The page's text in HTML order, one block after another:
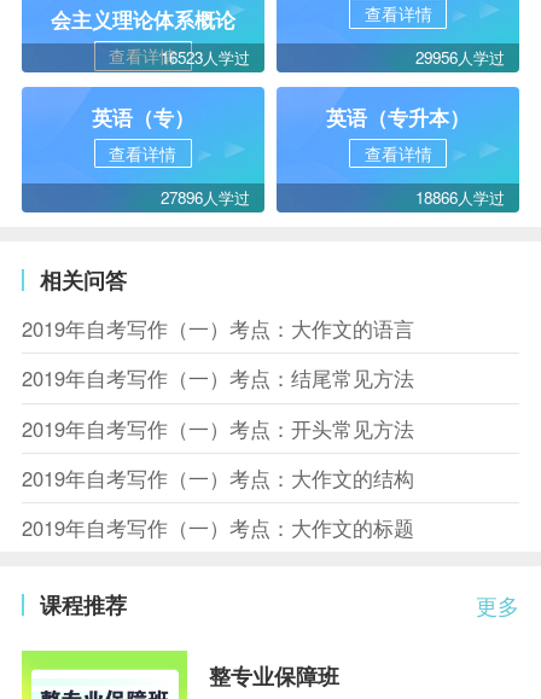
会主义理论体系概论
查看详情16523人学过
查看详情
29956人学过
英语（专）
查看详情
27896人学过
英语（专升本）
查看详情
18866人学过
相关问答
2019年自考写作（一）考点：大作文的语言
2019年自考写作（一）考点：结尾常见方法
2019年自考写作（一）考点：开头常见方法
2019年自考写作（一）考点：大作文的结构
2019年自考写作（一）考点：大作文的标题
更多
课程推荐
整专业保障班